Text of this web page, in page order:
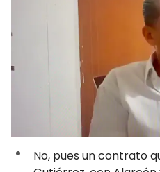
No, pues un contrato